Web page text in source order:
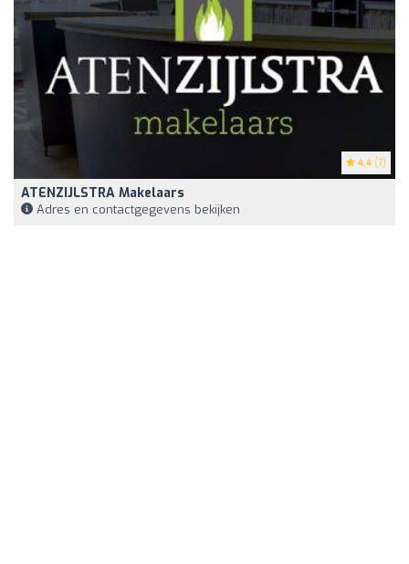
4.4 (7)
ATENZIJLSTRA Makelaars
Adres en contactgegevens bekijken